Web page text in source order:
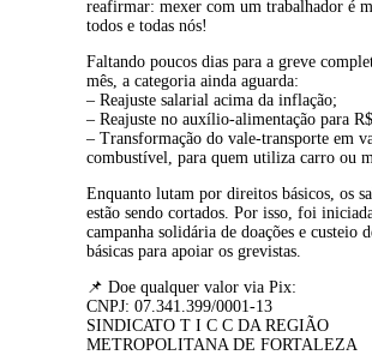
reafirmar: mexer com um trabalhador é
todos e todas nós!
Faltando poucos dias para a greve
mês, a categoria ainda aguarda:
– Reajuste salarial acima da inflação;
– Reajuste no auxílio-alimentação para
– Transformação do vale-transporte em
combustível, para quem utiliza carro ou
Enquanto lutam por direitos básicos, os
estão sendo cortados. Por isso, foi
campanha solidária de doações e custeio
básicas para apoiar os grevistas.
📌 Doe qualquer valor via Pix:
CNPJ: 07.341.399/0001-13
SINDICATO T I C C DA REGIÃO
METROPOLITANA DE FORTALEZA